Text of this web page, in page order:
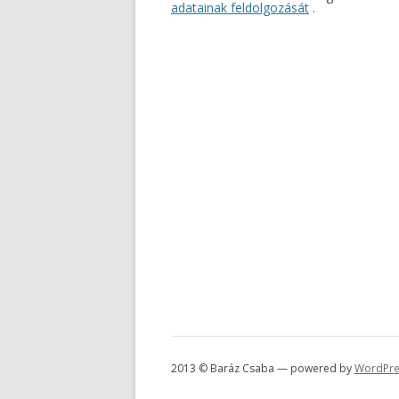
adatainak feldolgozását .
2013 © Baráz Csaba — powered by